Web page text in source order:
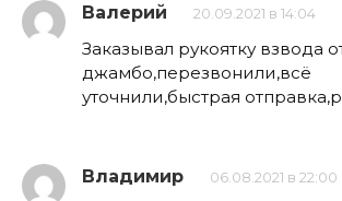
Валерий 20.09.2021 в 14:04
Заказывал рукоятку взвода
джамбо,перезвонили,всё
уточнили,быстрая
Владимир 06.08.2021 в 22:00